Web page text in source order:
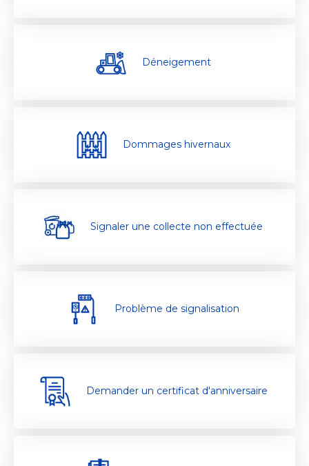
Déneigement
Dommages hivernaux
Signaler une collecte non effectuée
Problème de signalisation
Demander un certificat d'anniversaire